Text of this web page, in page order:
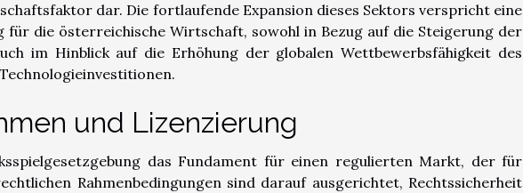
dar. Die fortlaufende Expansion dieses Sektors verspricht eine
für die österreichische Wirtschaft, sowohl in Bezug auf die Steigerung der
im Hinblick auf die Erhöhung der globalen Wettbewerbsfähigkeit des
und Lizenzierung
das Fundament für einen regulierten Markt, der für
Rahmenbedingungen sind darauf ausgerichtet, Rechtssicherheit